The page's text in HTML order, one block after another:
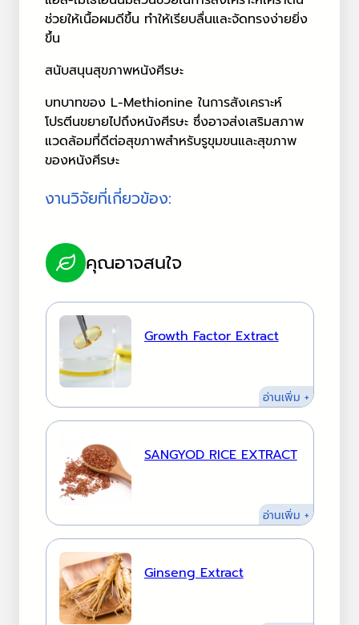
ช่วยให้เนื้อผมดีขึ้น ทำให้เรียบลื่นและจัดทรงง่ายยิ่ง
ขึ้น
สนับสนุนสุขภาพหนังศีรษะ
บทบาทของ L-Methionine ในการสังเคราะห์
โปรตีนขยายไปถึงหนังศีรษะ ซึ่งอาจส่งเสริมสภาพ
แวดล้อมที่ดีต่อสุขภาพสำหรับรูขุมขนและสุขภาพ
ของหนังศีรษะ
งานวิจัยที่เกี่ยวข้อง:
คุณอาจสนใจ
อ่านเพิ่ม +
Factor
Growth Factor Extract
อ่านเพิ่ม +:
RICE
SANGYOD RICE EXTRACT
Ginseng Extract